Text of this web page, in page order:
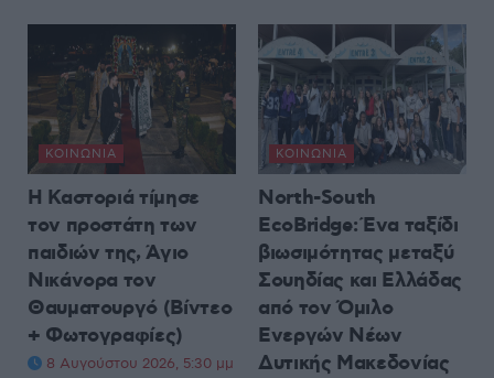
ΚΟΙΝΩΝΊΑ
Η Καστοριά τίμησε
τον προστάτη των
παιδιών της, Άγιο
Νικάνορα τον
Θαυματουργό (Βίντεο
+ Φωτογραφίες)
8 Αυγούστου 2026, 5:30 μμ
ΚΟΙΝΩΝΊΑ
North-South
EcoBridge: Ένα ταξίδι
βιωσιμότητας μεταξύ
Σουηδίας και Ελλάδας
από τον Όμιλο
Ενεργών Νέων
Δυτικής Μακεδονίας